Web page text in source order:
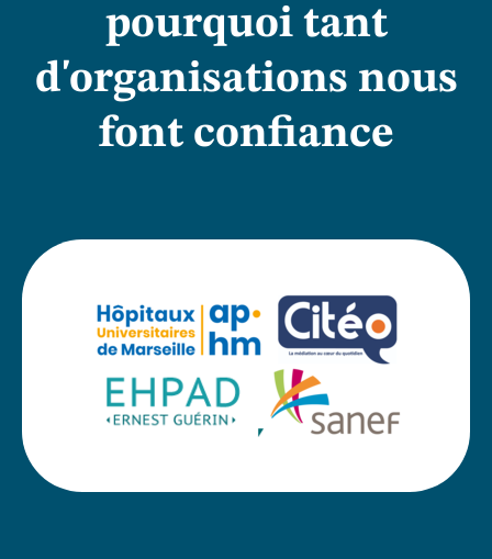
pourquoi tant
d'organisations nous
font confiance